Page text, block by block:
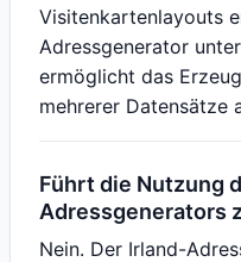
Visitenkartenlayouts
Adressgenerator
ermöglicht das
mehrerer Datensätze
Führt die Nutzung
Adressgenerators
Nein. Der Irland-